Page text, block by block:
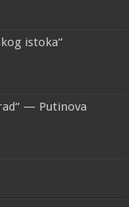
istoka“
— Putinova